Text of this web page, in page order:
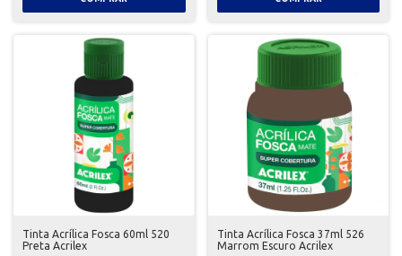
Tinta Acrílica Fosca 60ml 520
Preta Acrilex
Tinta Acrílica Fosca 37ml 526
Marrom Escuro Acrilex